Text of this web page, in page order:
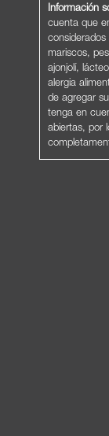
Información
cuenta que
mariscos,
ajonjolí,
alergia
de agregar
tenga en
abiertas, por